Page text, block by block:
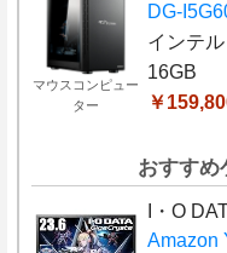
マウスコンピュー
ター
DG-
インテ
16GB
￥
おすすめ
I・O
Amazon